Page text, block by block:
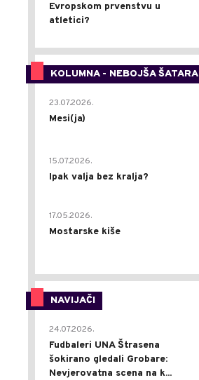
Evropskom prvenstvu u
atletici?
KOLUMNA - NEBOJŠA ŠATARA
23.07.2026.
Mesi(ja)
15.07.2026.
Ipak valja bez kralja?
17.05.2026.
Mostarske kiše
NAVIJAČI
24.07.2026.
Fudbaleri UNA Štrasena
šokirano gledali Grobare:
Nevjerovatna scena na k...